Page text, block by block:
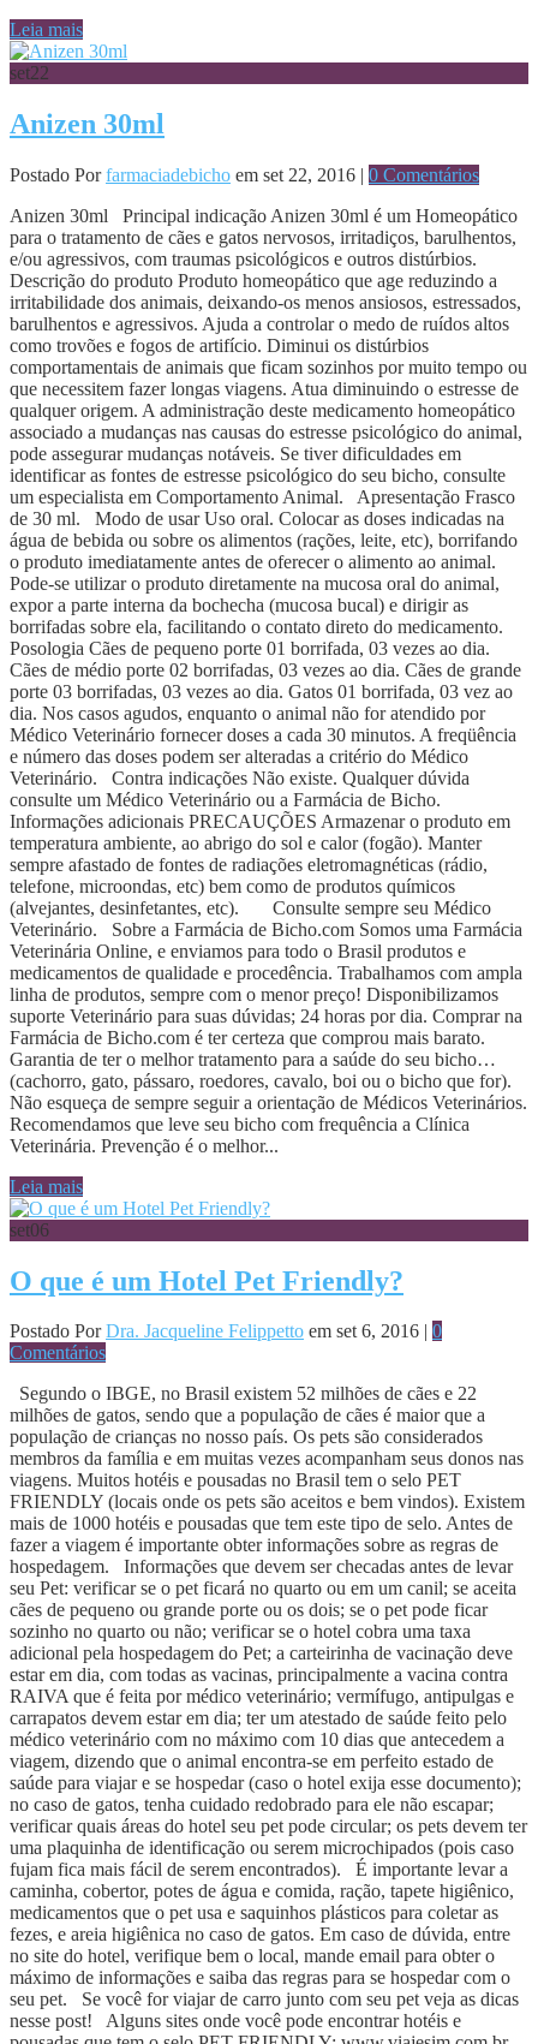
Leia mais
set22
Anizen 30ml
Postado Porfarmaciadebicho em set 22, 2016 | 0 Comentários
Anizen 30ml Principal indicação Anizen 30ml é um Homeopático
para o tratamento de cães e gatos nervosos, irritadiços, barulhentos,
e/ou agressivos, com traumas psicológicos e outros distúrbios.
Descrição do produto Produto homeopático que age reduzindo a
irritabilidade dos animais, deixando-os menos ansiosos, estressados,
barulhentos e agressivos. Ajuda a controlar o medo de ruídos altos
como trovões e fogos de artifício. Diminui os distúrbios
comportamentais de animais que ficam sozinhos por muito tempo ou
que necessitem fazer longas viagens. Atua diminuindo o estresse de
qualquer origem. A administração deste medicamento homeopático
associado a mudanças nas causas do estresse psicológico do animal,
pode assegurar mudanças notáveis. Se tiver dificuldades em
identificar as fontes de estresse psicológico do seu bicho, consulte
um especialista em Comportamento Animal. Apresentação Frasco
de 30 ml. Modo de usar Uso oral. Colocar as doses indicadas na
água de bebida ou sobre os alimentos (rações, leite, etc), borrifando
o produto imediatamente antes de oferecer o alimento ao animal.
Pode-se utilizar o produto diretamente na mucosa oral do animal,
expor a parte interna da bochecha (mucosa bucal) e dirigir as
borrifadas sobre ela, facilitando o contato direto do medicamento.
Posologia Cães de pequeno porte 01 borrifada, 03 vezes ao dia.
Cães de médio porte 02 borrifadas, 03 vezes ao dia. Cães de grande
porte 03 borrifadas, 03 vezes ao dia. Gatos 01 borrifada, 03 vez ao
dia. Nos casos agudos, enquanto o animal não for atendido por
Médico Veterinário fornecer doses a cada 30 minutos. A freqüência
e número das doses podem ser alteradas a critério do Médico
Veterinário. Contra indicações Não existe. Qualquer dúvida
consulte um Médico Veterinário ou a Farmácia de Bicho.
Informações adicionais PRECAUÇÕES Armazenar o produto em
temperatura ambiente, ao abrigo do sol e calor (fogão). Manter
sempre afastado de fontes de radiações eletromagnéticas (rádio,
telefone, microondas, etc) bem como de produtos químicos
(alvejantes, desinfetantes, etc). Consulte sempre seu Médico
Veterinário. Sobre a Farmácia de Bicho.com Somos uma Farmácia
Veterinária Online, e enviamos para todo o Brasil produtos e
medicamentos de qualidade e procedência. Trabalhamos com ampla
linha de produtos, sempre com o menor preço! Disponibilizamos
suporte Veterinário para suas dúvidas; 24 horas por dia. Comprar na
Farmácia de Bicho.com é ter certeza que comprou mais barato.
Garantia de ter o melhor tratamento para a saúde do seu bicho…
(cachorro, gato, pássaro, roedores, cavalo, boi ou o bicho que for).
Não esqueça de sempre seguir a orientação de Médicos Veterinários.
Recomendamos que leve seu bicho com frequência a Clínica
Veterinária. Prevenção é o melhor...
Leia mais
set06
O que é um Hotel Pet Friendly?
Postado PorDra. Jacqueline Felippetto em set 6, 2016 | 0
Comentários
Segundo o IBGE, no Brasil existem 52 milhões de cães e 22
milhões de gatos, sendo que a população de cães é maior que a
população de crianças no nosso país. Os pets são considerados
membros da família e em muitas vezes acompanham seus donos nas
viagens. Muitos hotéis e pousadas no Brasil tem o selo PET
FRIENDLY (locais onde os pets são aceitos e bem vindos). Existem
mais de 1000 hotéis e pousadas que tem este tipo de selo. Antes de
fazer a viagem é importante obter informações sobre as regras de
hospedagem. Informações que devem ser checadas antes de levar
seu Pet: verificar se o pet ficará no quarto ou em um canil; se aceita
cães de pequeno ou grande porte ou os dois; se o pet pode ficar
sozinho no quarto ou não; verificar se o hotel cobra uma taxa
adicional pela hospedagem do Pet; a carteirinha de vacinação deve
estar em dia, com todas as vacinas, principalmente a vacina contra
RAIVA que é feita por médico veterinário; vermífugo, antipulgas e
carrapatos devem estar em dia; ter um atestado de saúde feito pelo
médico veterinário com no máximo com 10 dias que antecedem a
viagem, dizendo que o animal encontra-se em perfeito estado de
saúde para viajar e se hospedar (caso o hotel exija esse documento);
no caso de gatos, tenha cuidado redobrado para ele não escapar;
verificar quais áreas do hotel seu pet pode circular; os pets devem ter
uma plaquinha de identificação ou serem microchipados (pois caso
fujam fica mais fácil de serem encontrados). É importante levar a
caminha, cobertor, potes de água e comida, ração, tapete higiênico,
medicamentos que o pet usa e saquinhos plásticos para coletar as
fezes, e areia higiênica no caso de gatos. Em caso de dúvida, entre
no site do hotel, verifique bem o local, mande email para obter o
máximo de informações e saiba das regras para se hospedar com o
seu pet. Se você for viajar de carro junto com seu pet veja as dicas
nesse post! Alguns sites onde você pode encontrar hotéis e